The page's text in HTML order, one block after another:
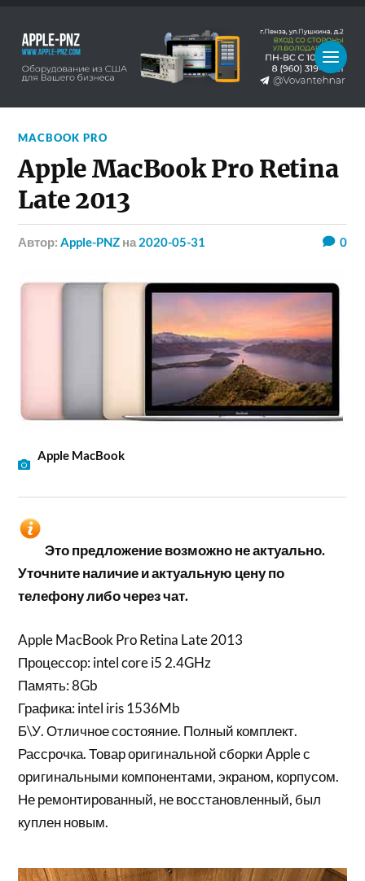
MACBOOK PRO
Apple MacBook Pro Retina
Late 2013
Автор:Apple-PNZ на 2020-05-31 0
Apple MacBook
Это предложение возможно не актуально.
Уточните наличие и актуальную цену по
телефону либо через чат.
Apple MacBook Pro Retina Late 2013
Процессор: intel core i5 2.4GHz
Память: 8Gb
Графика: intel iris 1536Mb
Б\У. Отличное состояние. Полный комплект.
Рассрочка. Товар оригинальной сборки Apple с
оригинальными компонентами, экраном, корпусом.
Не ремонтированный, не восстановленный, был
куплен новым.